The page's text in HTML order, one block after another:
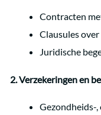
Contracten
Clausules
Juridische
2. Verzekeringen en
Gezondheids-